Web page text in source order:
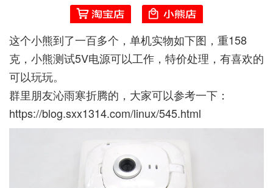
这个小熊到了一百多个，单机实物如下图，重158
克，小熊测试5V电源可以工作，特价处理，有喜欢的
可以玩玩。
群里朋友沁雨寒折腾的，大家可以参考一下：
https://blog.sxx1314.com/linux/545.html